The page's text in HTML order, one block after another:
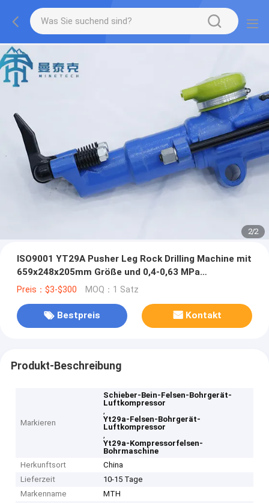
2/2
ISO9001 YT29A Pusher Leg Rock Drilling Machine mit
659x248x205mm Größe und 0,4-0,63 MPa
Arbeitsluftdruck
Preis：$3-$300 MOQ：1 Satz
Bestpreis Kontakt
Produkt-Beschreibung
Markieren
Schieber-Bein-Felsen-Bohrgerät-
Luftkompressor
,
Yt29a-Felsen-Bohrgerät-
Luftkompressor
,
Yt29a-Kompressorfelsen-
Bohrmaschine
Herkunftsort
China
Lieferzeit
10-15 Tage
Markenname
MTH